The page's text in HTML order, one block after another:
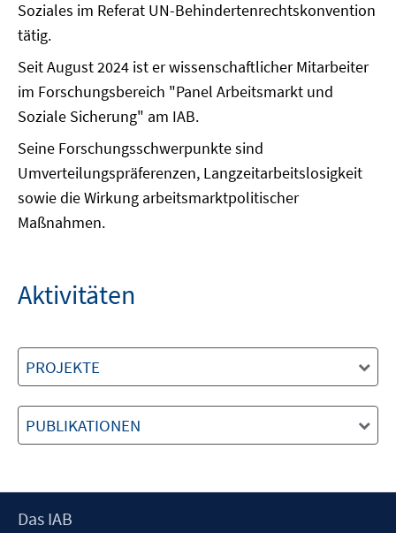
Soziales im Referat UN-Behindertenrechtskonvention
tätig.
Seit August 2024 ist er wissenschaftlicher Mitarbeiter
im Forschungsbereich "Panel Arbeitsmarkt und
Soziale Sicherung" am IAB.
Seine Forschungsschwerpunkte sind
Umverteilungspräferenzen, Langzeitarbeitslosigkeit
sowie die Wirkung arbeitsmarktpolitischer
Maßnahmen.
Aktivitäten
PROJEKTE
PUBLIKATIONEN
Footer
Das IAB